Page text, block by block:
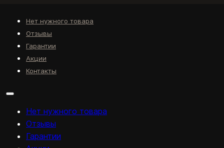
Нет нужного товара
Отзывы
Гарантии
Акции
Контакты
Нет нужного товара
Отзывы
Гарантии